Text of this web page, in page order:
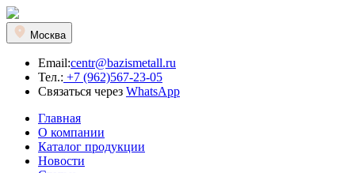
Москва
Email:centr@bazismetall.ru
Тел.: +7 (962)567-23-05
Связаться через WhatsApp
Главная
О компании
Каталог продукции
Новости